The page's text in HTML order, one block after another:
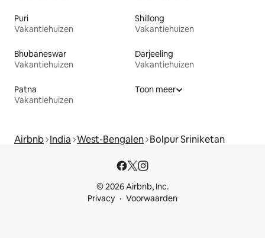
Puri
Vakantiehuizen
Shillong
Vakantiehuizen
Bhubaneswar
Vakantiehuizen
Darjeeling
Vakantiehuizen
Patna
Vakantiehuizen
Toon meer
Airbnb India West-Bengalen Bolpur Sriniketan
© 2026 Airbnb, Inc.
Privacy
Voorwaarden